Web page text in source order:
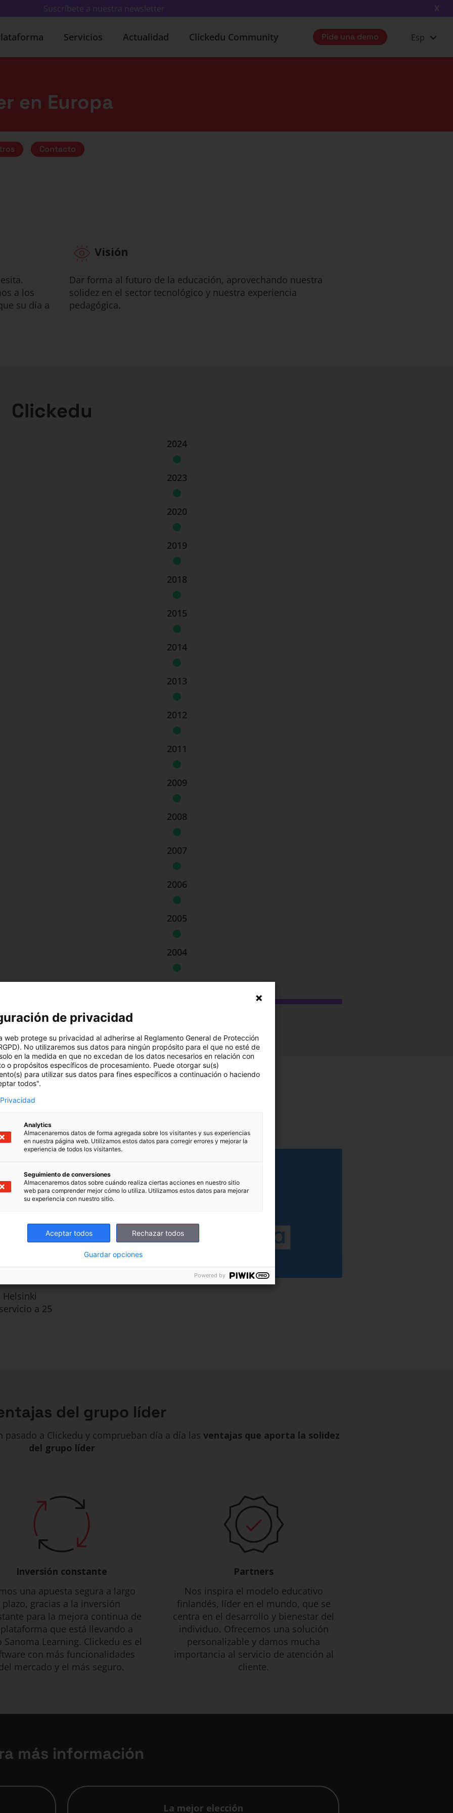
Suscríbete a nuestra newsletter X
Servicios Actualidad Clickedu Community Pide una demo Esp
en Europa
Contacto
a los
su día a
Visión
Dar forma al futuro de la educación, aprovechando nuestra
solidez en el sector tecnológico y nuestra experiencia
pedagógica.
Clickedu
2024
2023
2020
2019
2018
2015
2014
2013
2012
2011
2009
2008
2007
2006
2005
2004
2000
y
de
a
educativo
Helsinki
a 25
del grupo líder
a Clickedu y comprueban día a día las ventajas que aporta la solidez
del grupo líder
Inversión constante
una apuesta segura a largo
plazo, gracias a la inversión
para la mejora continua de
que está llevando a
Sanoma Learning. Clickedu es el
con más funcionalidades
mercado y el más seguro.
Partners
Nos inspira el modelo educativo
finlandés, líder en el mundo, que se
centra en el desarrollo y bienestar del
individuo. Ofrecemos una solución
personalizable y damos mucha
importancia al servicio de atención al
cliente.
más información
La mejor elección
de privacidad
web protege su privacidad al adherirse al Reglamento General de Protección
No utilizaremos sus datos para ningún propósito para el que no esté de
en la medida en que no excedan de los datos necesarios en relación con
o propósitos específicos de procesamiento. Puede otorgar su(s)
para utilizar sus datos para fines específicos a continuación o haciendo
todos".
Analytics
Almacenaremos datos de forma agregada sobre los visitantes y sus experiencias
en nuestra página web. Utilizamos estos datos para corregir errores y mejorar la
experiencia de todos los visitantes.
Seguimiento de conversiones
Almacenaremos datos sobre cuándo realiza ciertas acciones en nuestro sitio
web para comprender mejor cómo lo utiliza. Utilizamos estos datos para mejorar
su experiencia con nuestro sitio.
Aceptar todos Rechazar todos
Guardar opciones
Powered by